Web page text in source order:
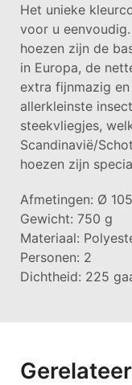
Het unieke
voor u
hoezen zijn de
in Europa, de
extra fijnmazig
allerkleinste
steekvliegjes,
Scandinavië/
hoezen zijn
Afmetingen: Ø
Gewicht: 750 g
Materiaal:
Personen: 2
Dichtheid: 225